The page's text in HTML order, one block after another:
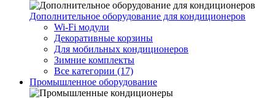
Дополнительное оборудование для кондиционеров
Wi-Fi модули
Декоративные корзины
Для мобильных кондиционеров
Зимние комплекты
Все категории (17)
Промышленное оборудование